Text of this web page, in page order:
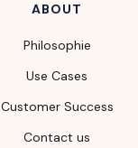
ABOUT
Philosophie
Use Cases
Customer Success
Contact us